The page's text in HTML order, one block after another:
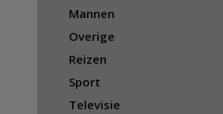
Mannen
Overige
Reizen
Sport
Televisie